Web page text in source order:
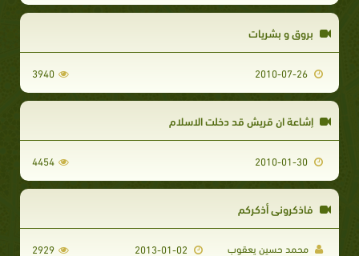
بروق و بشريات
3940
إشاعة ان قريش قد دخلت الاسلام
4454
فاذكروني أذكركم
محمد حسين يعقوب 2929